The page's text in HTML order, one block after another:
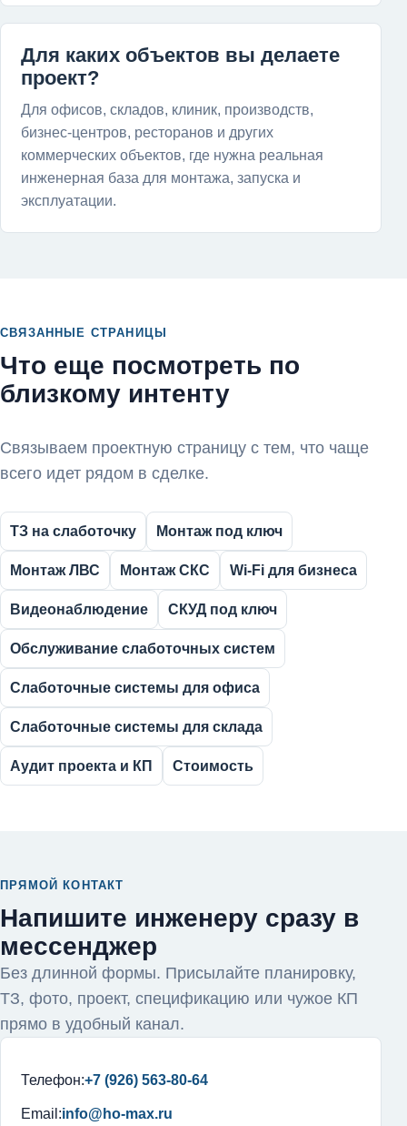
Для каких объектов вы делаете
проект?
Для офисов, складов, клиник, производств,
бизнес-центров, ресторанов и других
коммерческих объектов, где нужна реальная
инженерная база для монтажа, запуска и
эксплуатации.
СВЯЗАННЫЕ СТРАНИЦЫ
Что еще посмотреть по
близкому интенту
Связываем проектную страницу с тем, что чаще
всего идет рядом в сделке.
ТЗ на слаботочку Монтаж под ключ
Монтаж ЛВС Монтаж СКС Wi-Fi для бизнеса
Видеонаблюдение СКУД под ключ
Обслуживание слаботочных систем
Слаботочные системы для офиса
Слаботочные системы для склада
Аудит проекта и КП Стоимость
ПРЯМОЙ КОНТАКТ
Напишите инженеру сразу в
мессенджер
Без длинной формы. Присылайте планировку,
ТЗ, фото, проект, спецификацию или чужое КП
прямо в удобный канал.
Телефон:+7 (926) 563-80-64
Email:info@ho-max.ru